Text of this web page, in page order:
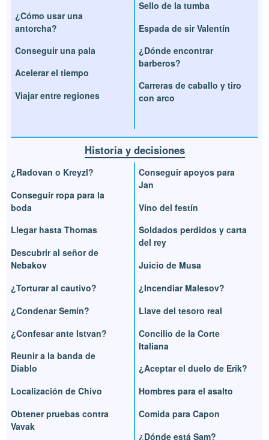
¿Cómo usar una
antorcha?
Conseguir una pala
Acelerar el tiempo
Viajar entre regiones
Sello de la tumba
Espada de sir Valentín
¿Dónde encontrar
barberos?
Carreras de caballo y tiro
con arco
Historia y decisiones
¿Radovan o Kreyzl?
Conseguir ropa para la
boda
Llegar hasta Thomas
Descubrir al señor de
Nebakov
¿Torturar al cautivo?
¿Condenar Semín?
¿Confesar ante Istvan?
Reunir a la banda de
Diablo
Localización de Chivo
Obtener pruebas contra
Vavak
Conseguir apoyos para
Jan
Vino del festín
Soldados perdidos y carta
del rey
Juicio de Musa
¿Incendiar Malesov?
Llave del tesoro real
Concilio de la Corte
Italiana
¿Aceptar el duelo de Erik?
Hombres para el asalto
Comida para Capon
¿Dónde está Sam?